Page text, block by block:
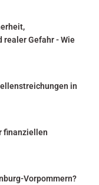
Gefahr - Wie
in
finanziellen
Vorpommern?